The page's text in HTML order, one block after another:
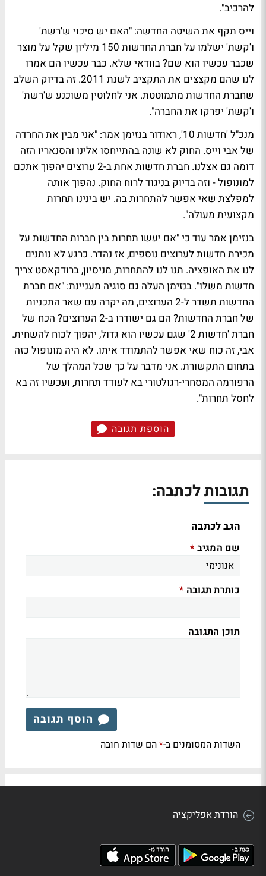
להרכיב".
וייס תקף את השיטה החדשה: "האם יש סיכוי ש'רשת'
ו'קשת' ישלמו על חברת החדשות 150 מיליון שקל על מוצר
שכבר עכשיו הוא שם? בוודאי שלא. כבר עכשיו הם אמרו
לנו שהם מקצצים את התקציב לשנת 2011. זה בדיוק השלב
שחברת החדשות מתמוטטת. אני לחלוטין משוכנע ש'רשת'
ו'קשת' יפרקו את החברה".
מנכ"ל 'חדשות 10', ראודור בנזימן אמר: "אני מבין את החרדה
של אבי וייס. החוק לא שונה בהתייחסו אלינו והסנאריו הזה
דומה גם אצלנו. חברת חדשות אחת ב-2 ערוצים יהפוך אתכם
למונופול - וזה בדיוק בניגוד לרוח החוק. נהפוך אותה
למפלצת שאי אפשר להתחרות בה. יש בינינו תחרות
מקצועית מעולה".
בנזימן אמר עוד כי "אם יעשו תחרות בין חברות החדשות על
מכירת חדשות לערוצים נוספים, אז נהדר. כרגע לא נותנים
לנו את האופציה. תנו לנו להתחרות, מניסיון, ברודקאסט צריך
חדשות משלו". בנזימן העלה גם סוגיה מעניינת: "אם חברת
החדשות תשדר ל-2 הערוצים, מה יקרה עם שאר התכניות
של חברת החדשות? הם גם ישודרו ב-2 הערוצים? הכח של
חברת 'חדשות 2' שגם עכשיו הוא גדול, יהפוך לכוח להשחית.
אבי, זה כוח שאי אפשר להתמודד איתו. לא היה מונופול כזה
בתחום התקשורת. אני מדבר על כך שכל המהלך של
הרפורמה המסחרי-רגולטורי בא לעודד תחרות, ועכשיו זה בא
לחסל תחרות".
הוספת תגובה
תגובות לכתבה:
הגב לכתבה
שם המגיב *
כותרת תגובה *
תוכן התגובה
הוסף תגובה
השדות המסומנים ב-*הם שדות חובה
הורדת אפליקציה